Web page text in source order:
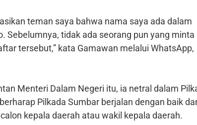
teman saya bahwa nama saya ada dalam
Sebelumnya, tidak ada seorang pun yang minta
tersebut,” kata Gamawan melalui WhatsApp,
Menteri Dalam Negeri itu, ia netral dalam
Pilkada Sumbar berjalan dengan baik
kepala daerah atau wakil kepala daerah.